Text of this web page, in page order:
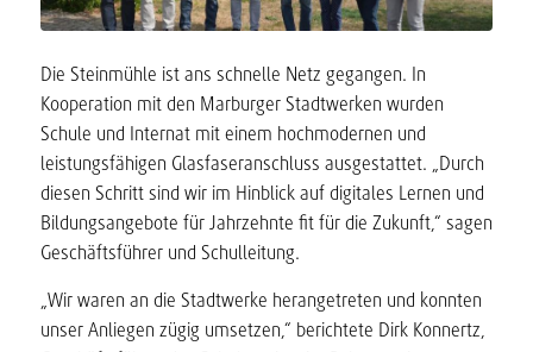
Die Steinmühle ist ans schnelle Netz gegangen. In
Kooperation mit den Marburger Stadtwerken wurden
Schule und Internat mit einem hochmodernen und
leistungsfähigen Glasfaseranschluss ausgestattet. „Durch
diesen Schritt sind wir im Hinblick auf digitales Lernen und
Bildungsangebote für Jahrzehnte fit für die Zukunft,“ sagen
Geschäftsführer und Schulleitung.
„Wir waren an die Stadtwerke herangetreten und konnten
unser Anliegen zügig umsetzen,“ berichtete Dirk Konnertz,